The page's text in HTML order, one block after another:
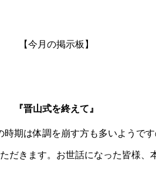
【今月の掲示板】
『晋山式を終えて』
期は体調を崩す方も多いようで
きます。お世話になった皆様、